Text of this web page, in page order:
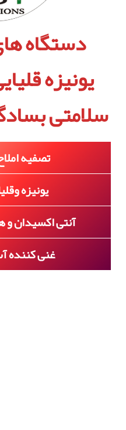
دستگاه
یونیزه
سلامتی
تصفیه
یونیزه
آنتی اکسیدان
غنی کننده